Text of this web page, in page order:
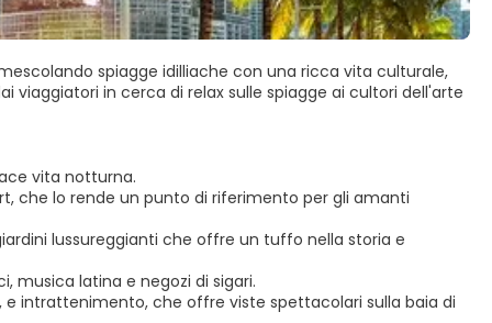
vita notturna.
che lo rende un punto di riferimento per gli amanti
lussureggianti che offre un tuffo nella storia e
musica latina e negozi di sigari.
intrattenimento, che offre viste spettacolari sulla baia di
spiagge idilliache con una ricca vita culturale,
in cerca di relax sulle spiagge ai cultori dell'arte